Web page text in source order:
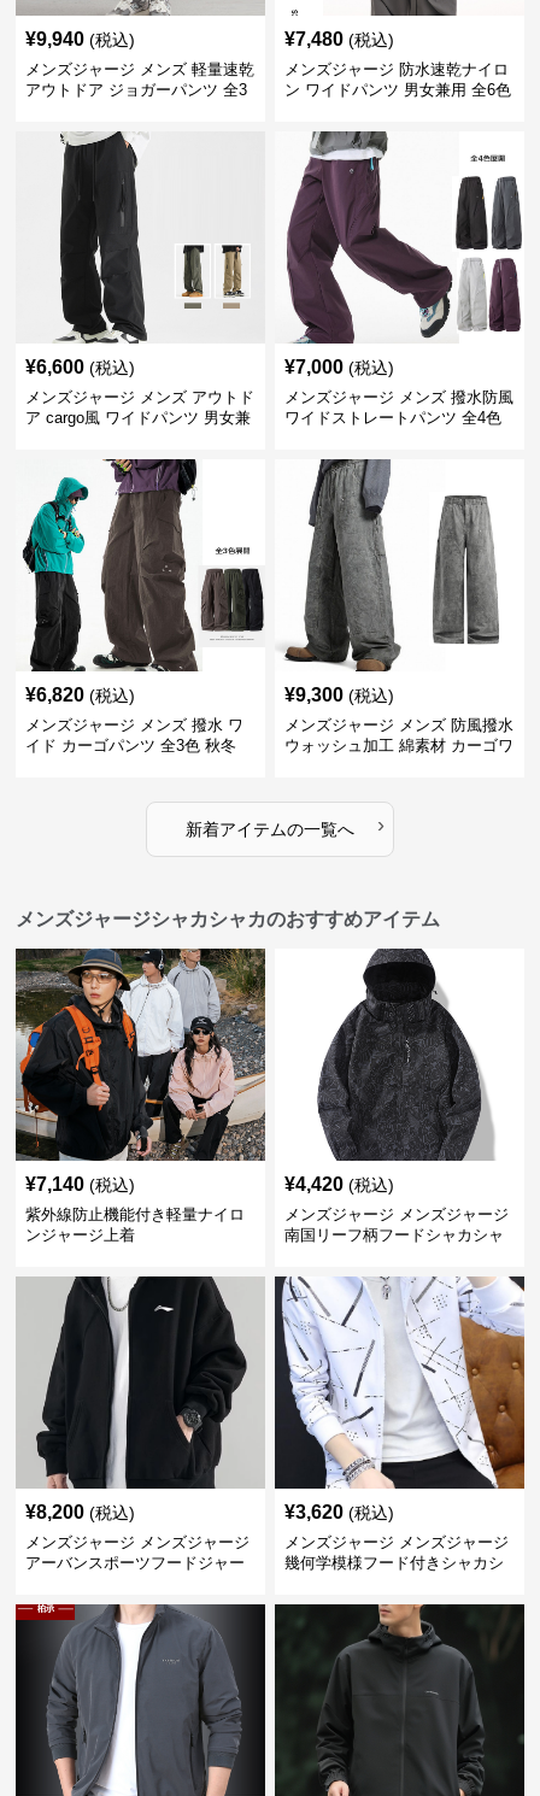
¥9,940 (税込)
メンズジャージ メンズ 軽量速乾
アウトドア ジョガーパンツ 全3
¥7,480 (税込)
メンズジャージ 防水速乾ナイロ
ン ワイドパンツ 男女兼用 全6色
¥6,600 (税込)
メンズジャージ メンズ アウトド
ア cargo風 ワイドパンツ 男女兼
¥7,000 (税込)
メンズジャージ メンズ 撥水防風
ワイドストレートパンツ 全4色
¥6,820 (税込)
メンズジャージ メンズ 撥水 ワ
イド カーゴパンツ 全3色 秋冬
¥9,300 (税込)
メンズジャージ メンズ 防風撥水
ウォッシュ加工 綿素材 カーゴワ
新着アイテムの一覧へ ›
メンズジャージシャカシャカのおすすめアイテム
¥7,140 (税込)
紫外線防止機能付き軽量ナイロ
ンジャージ上着
¥4,420 (税込)
メンズジャージ メンズジャージ
南国リーフ柄フードシャカシャ
¥8,200 (税込)
メンズジャージ メンズジャージ
アーバンスポーツフードジャー
¥3,620 (税込)
メンズジャージ メンズジャージ
幾何学模様フード付きシャカシ